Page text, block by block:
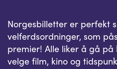
Norgesbilletter er perfekt
velferdsordninger, som
premier! Alle liker å gå på
velge film, kino og